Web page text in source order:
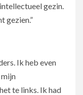
gezin.
gezien.”
Ik heb even
te links. Ik had